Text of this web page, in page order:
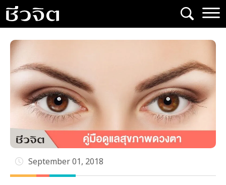
Skip
to
content
September 01, 2018